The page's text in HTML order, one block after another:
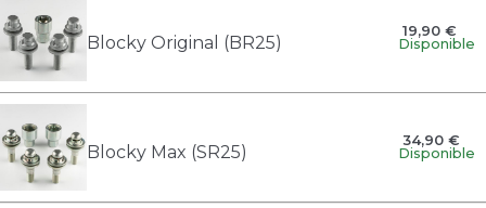
Blocky Original (BR25)
19,90 €
Disponible
Blocky Max (SR25)
34,90 €
Disponible